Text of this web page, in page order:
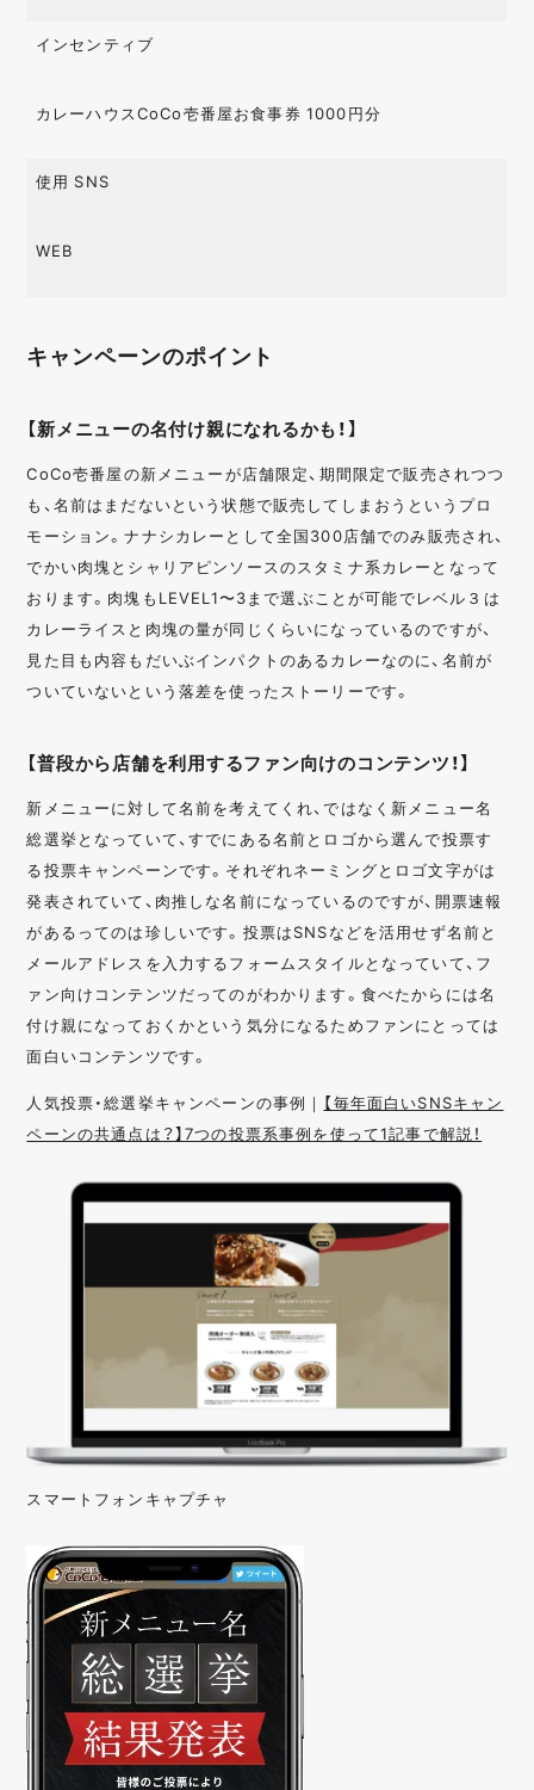
インセンティブ
カレーハウスCoCo壱番屋お食事券 1000円分
使用 SNS
WEB
キャンペーンのポイント
【新メニューの名付け親になれるかも！】
CoCo壱番屋の新メニューが店舗限定、期間限定で販売されつつ
も、名前はまだないという状態で販売してしまおうというプロ
モーション。ナナシカレーとして全国300店舗でのみ販売され、
でかい肉塊とシャリアピンソースのスタミナ系カレーとなって
おります。肉塊もLEVEL1〜3まで選ぶことが可能でレベル３は
カレーライスと肉塊の量が同じくらいになっているのですが、
見た目も内容もだいぶインパクトのあるカレーなのに、名前が
ついていないという落差を使ったストーリーです。
【普段から店舗を利用するファン向けのコンテンツ！】
新メニューに対して名前を考えてくれ、ではなく新メニュー名
総選挙となっていて、すでにある名前とロゴから選んで投票す
る投票キャンペーンです。それぞれネーミングとロゴ文字がは
発表されていて、肉推しな名前になっているのですが、開票速報
があるってのは珍しいです。投票はSNSなどを活用せず名前と
メールアドレスを入力するフォームスタイルとなっていて、フ
ァン向けコンテンツだってのがわかります。食べたからには名
付け親になっておくかという気分になるためファンにとっては
面白いコンテンツです。
人気投票・総選挙キャンペーンの事例｜ 【毎年面白いSNSキャン
ペーンの共通点は？】7つの投票系事例を使って1記事で解説！
スマートフォンキャプチャ